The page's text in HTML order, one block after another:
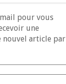
pour vous
une
nouvel article par